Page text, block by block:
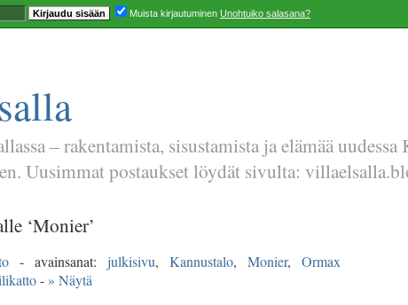
– rakentamista, sisustamista ja elämää
Uusimmat postaukset löydät sivulta:
‘Monier’
- avainsanat: julkisivu, Kannustalo, Monier, Ormax
- » Näytä
Muista kirjautuminen Unohtuiko salasana?